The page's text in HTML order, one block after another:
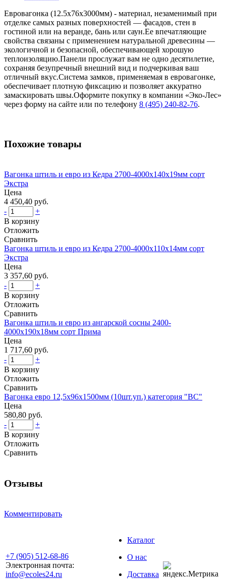
Евровагонка (12.5x76x3000мм) - материал, незаменимый при
отделке самых разных поверхностей — фасадов, стен в
гостиной или на веранде, бань или саун.Ее впечатляющие
свойства связаны с применением натуральной древесины —
экологичной и безопасной, обеспечивающей хорошую
теплоизоляцию.Панели прослужат вам не одно десятилетие,
сохраняя безупречный внешний вид и подчеркивая ваш
отличный вкус.Система замков, применяемая в евровагонке,
обеспечивает плотную фиксацию и позволяет аккуратно
замаскировать швы.Оформите покупку в компании «Эко-Лес»
через форму на сайте или по телефону 8 (495) 240-82-76.
Похожие товары
Вагонка штиль и евро из Кедра 2700-4000х140х19мм сорт
Экстра
Цена
4 450,40 руб.
-
+
В корзину
Отложить
Сравнить
Вагонка штиль и евро из Кедра 2700-4000х110х14мм сорт
Экстра
Цена
3 357,60 руб.
-
+
В корзину
Отложить
Сравнить
Вагонка штиль и евро из ангарской сосны 2400-
4000х190х18мм сорт Прима
Цена
1 717,60 руб.
-
+
В корзину
Отложить
Сравнить
Вагонка евро 12,5х96х1500мм (10шт.уп.) категория "BС"
Цена
580,80 руб.
-
+
В корзину
Отложить
Сравнить
Отзывы
Комментировать
+7 (905) 512-68-86
Электронная почта:
info@ecoles24.ru
Каталог
О нас
Доставка